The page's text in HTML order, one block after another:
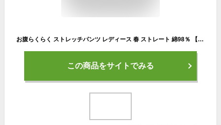
お腹らくらく ストレッチパンツ レディース 春 ストレート 綿98％ 【 ウエストゴム チノパン 綿パンツ カジュアル ボトムス イージーパンツ ブラック 大きいサイズ もあり レディースパンツ ズボン レギンスパンツ ロング ツイルパンツ 綿パン pants 】
この商品をサイトでみる